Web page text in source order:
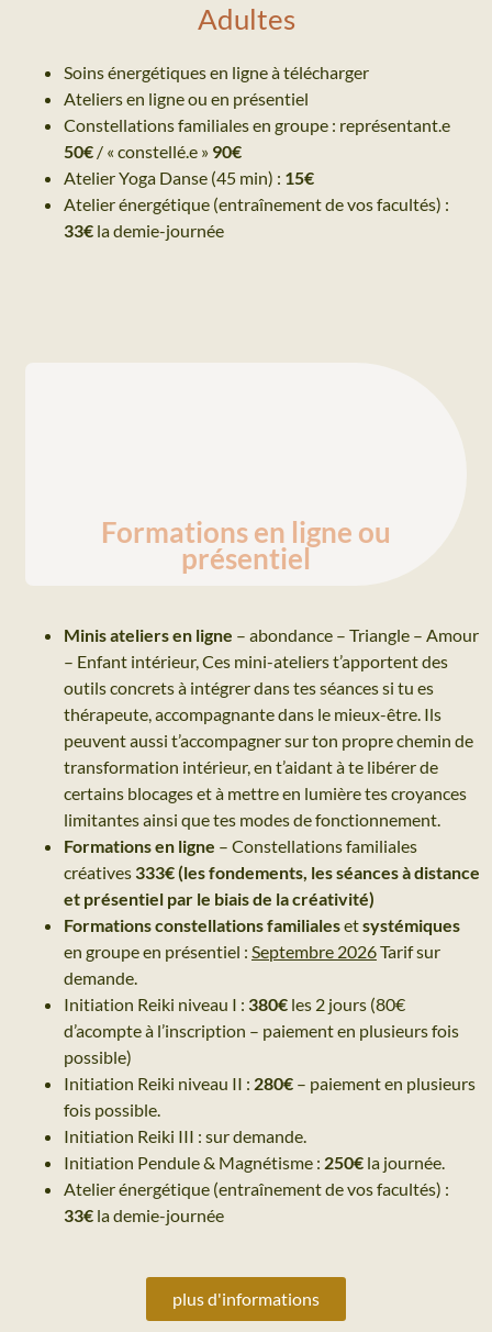
Adultes
Soins énergétiques en ligne à télécharger
Ateliers en ligne ou en présentiel
Constellations familiales en groupe : représentant.e
50€ / « constellé.e » 90€
Atelier Yoga Danse (45 min) : 15€
Atelier énergétique (entraînement de vos facultés) :
33€ la demie-journée
Formations en ligne ou
présentiel
Minis ateliers en ligne – abondance – Triangle – Amour
– Enfant intérieur, Ces mini-ateliers t’apportent des
outils concrets à intégrer dans tes séances si tu es
thérapeute, accompagnante dans le mieux-être. Ils
peuvent aussi t’accompagner sur ton propre chemin de
transformation intérieur, en t’aidant à te libérer de
certains blocages et à mettre en lumière tes croyances
limitantes ainsi que tes modes de fonctionnement.
Formations en ligne – Constellations familiales
créatives 333€ (les fondements, les séances à distance
et présentiel par le biais de la créativité)
Formations constellations familialesetsystémiques
en groupe en présentiel : Septembre 2026Tarif sur
demande.
Initiation Reiki niveau I : 380€ les 2 jours (80€
d’acompte à l’inscription – paiement en plusieurs fois
possible)
Initiation Reiki niveau II : 280€ – paiement en plusieurs
fois possible.
Initiation Reiki III : sur demande.
Initiation Pendule & Magnétisme : 250€ la journée.
Atelier énergétique (entraînement de vos facultés) :
33€ la demie-journée
plus d'informations